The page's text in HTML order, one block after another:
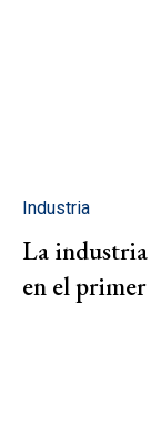
Industria
La industria
en el primer